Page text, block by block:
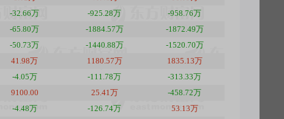
-32.66万 -925.28万
-958.76万
-65.80万 -1884.57万
-1872.49万
-50.73万 -1440.88万
-1520.70万
41.98万 1180.57万
1835.13万
-4.05万 -111.78万
-313.33万
9100.00 25.41万
-458.72万
-4.48万 -126.74万
53.13万